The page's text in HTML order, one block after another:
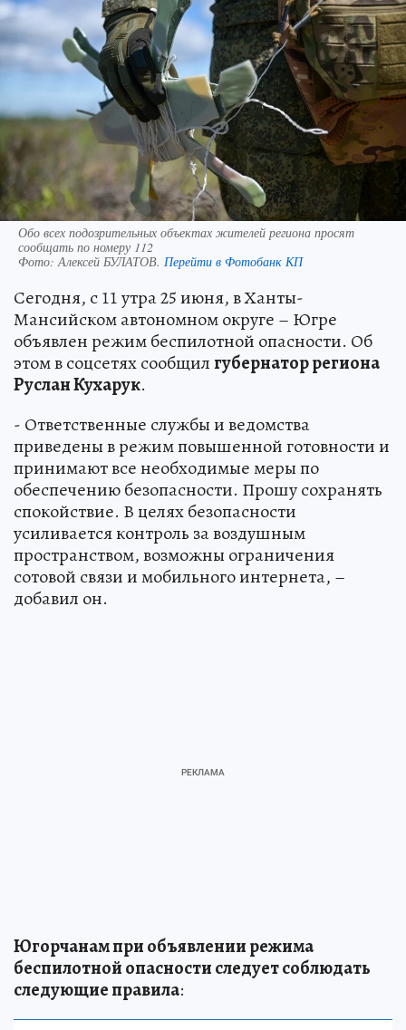
Обо всех подозрительных объектах жителей региона просят
сообщать по номеру 112
Фото:Алексей БУЛАТОВ. Перейти в Фотобанк КП
Сегодня, с 11 утра 25 июня, в Ханты-
Мансийском автономном округе – Югре
объявлен режим беспилотной опасности. Об
этом в соцсетях сообщилгубернатор региона
Руслан Кухарук.
- Ответственные службы и ведомства
приведены в режим повышенной готовности и
принимают все необходимые меры по
обеспечению безопасности. Прошу сохранять
спокойствие. В целях безопасности
усиливается контроль за воздушным
пространством, возможны ограничения
сотовой связи и мобильного интернета, –
добавил он.
Югорчанам при объявлении режима
беспилотной опасности следует соблюдать
следующие правила: